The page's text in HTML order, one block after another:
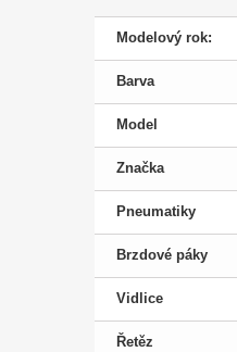
Modelový rok:
Barva
Model
Značka
Pneumatiky
Brzdové páky
Vidlice
Řetěz